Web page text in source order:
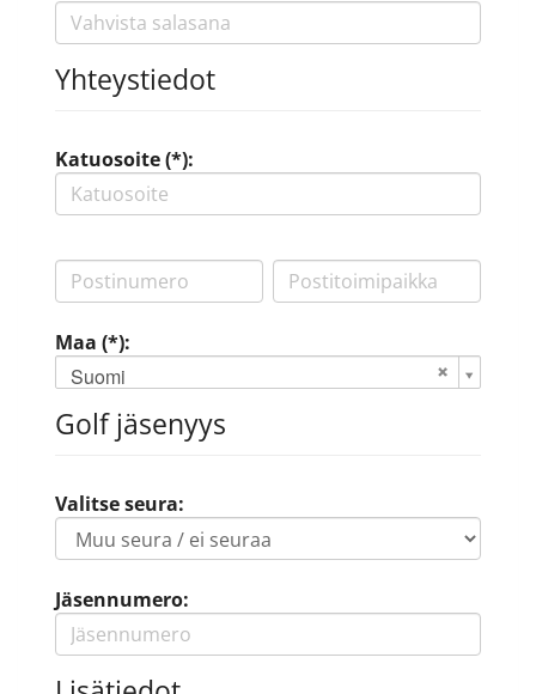
Yhteystiedot
Katuosoite (*):
Maa (*):
Suomi
Golf jäsenyys
Valitse seura:
Jäsennumero: